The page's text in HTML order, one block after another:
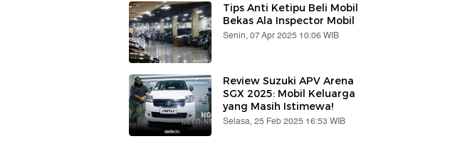
Tips Anti Ketipu Beli Mobil
Bekas Ala Inspector Mobil
Senin, 07 Apr 2025 10:06 WIB
Review Suzuki APV Arena
SGX 2025: Mobil Keluarga
yang Masih Istimewa!
Selasa, 25 Feb 2025 16:53 WIB